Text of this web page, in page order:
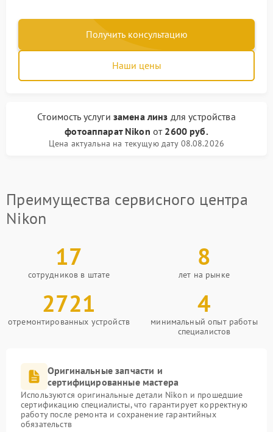
Получить консультацию
Наши цены
Стоимость услуги замена линз для устройства
фотоаппарат Nikon от 2600 руб.
Цена актуальна на текущую дату 08.08.2026
Преимущества сервисного центра
Nikon
17
сотрудников в штате
8
лет на рынке
2721
отремонтированных устройств
4
минимальный опыт работы
специалистов
Оригинальные запчасти и
сертифицированные мастера
Используются оригинальные детали Nikon и прошедшие
сертификацию специалисты, что гарантирует корректную
работу после ремонта и сохранение гарантийных
обязательств